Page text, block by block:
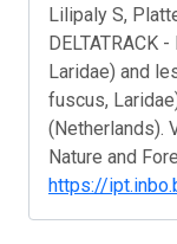
Lilipaly S,
DELTATRACK
Laridae) and
fuscus,
(Netherlands).
Nature and
https://